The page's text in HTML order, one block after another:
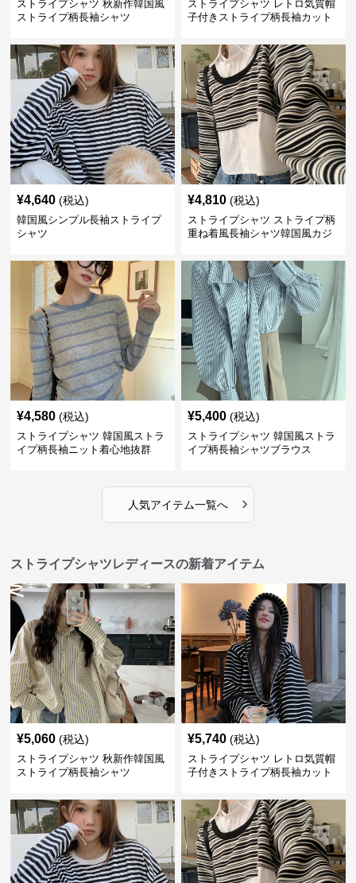
ストライプシャツ 秋新作韓国風
ストライプ柄長袖シャツ
ストライプシャツ レトロ気質帽
子付きストライプ柄長袖カット
¥4,640 (税込)
韓国風シンプル長袖ストライプ
シャツ
¥4,810 (税込)
ストライプシャツ ストライプ柄
重ね着風長袖シャツ韓国風カジ
¥4,580 (税込)
ストライプシャツ 韓国風ストラ
イプ柄長袖ニット着心地抜群
¥5,400 (税込)
ストライプシャツ 韓国風ストラ
イプ柄長袖シャツブラウス
人気アイテム一覧へ ›
ストライプシャツレディースの新着アイテム
¥5,060 (税込)
ストライプシャツ 秋新作韓国風
ストライプ柄長袖シャツ
¥5,740 (税込)
ストライプシャツ レトロ気質帽
子付きストライプ柄長袖カット